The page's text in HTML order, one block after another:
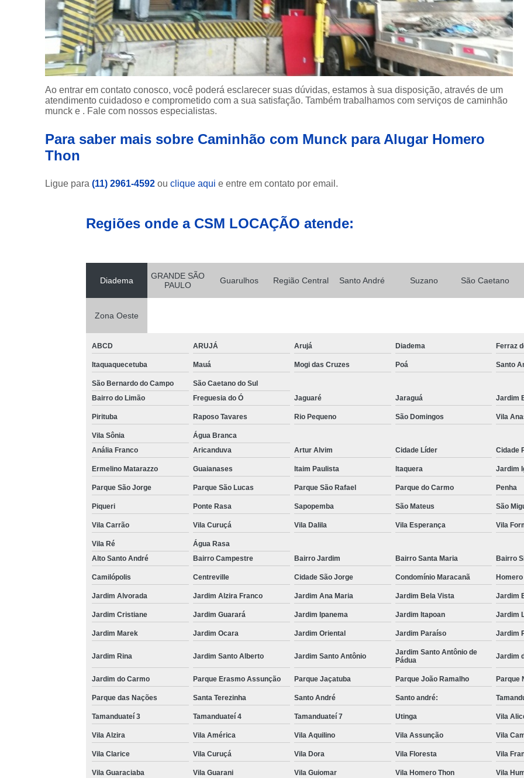
Muncks de Locação
Muncks
Aluguel de Munck 1
Aluguel de Munck para Cobertura
Aluguel de Munck para Remoção de
Aluguel de
Aluguel de Munck
Locação de
Transporte com Munck em
Transporte de Cargas com
Carregamento de
Carregamento de Container com
Remoção de Container de Munck
Transporte de Containers
Transporte de Equipamentos
Transporte de Máquinas com Caminhão
Transporte de Máquinas com
Transporte
Ao entrar em contato conosco, você poderá esclarecer suas dúvidas, estamos à sua disposição, através de um
atendimento cuidadoso e comprometido com a sua satisfação. Também trabalhamos com serviços de caminhão
munck e . Fale com nossos especialistas.
Para saber mais sobre Caminhão com Munck para Alugar Homero
Thon
Ligue para(11) 2961-4592ouclique aqui e entre em contato por email.
Regiões onde a CSM LOCAÇÃO atende:
Diadema
GRANDE SÃO
PAULO
Guarulhos Região Central Santo André Suzano São Caetano
Zona Oeste
ABCD ARUJÁ Arujá Diadema Ferraz
Itaquaquecetuba Mauá Mogi das Cruzes Poá Santo
São Bernardo do Campo
São Caetano do Sul
Bairro do Limão
Freguesia do Ó Jaguaré Jaraguá Jardim
Pirituba Raposo Tavares Rio Pequeno São Domingos Vila
Vila Sônia
Água Branca
Anália Franco
Aricanduva Artur Alvim Cidade Líder Cidade
Ermelino Matarazzo Guaianases Itaim Paulista Itaquera Jardim
Parque São Jorge Parque São Lucas Parque São Rafael Parque do Carmo Penha
Piqueri Ponte Rasa Sapopemba São Mateus São
Vila Carrão Vila Curuçá Vila Dalila Vila Esperança Vila
Vila Ré
Água Rasa
Alto Santo André
Bairro Campestre Bairro Jardim Bairro Santa Maria Bairro
Camilópolis Centreville Cidade São Jorge Condomínio Maracanã Homero
Jardim Alvorada Jardim Alzira Franco Jardim Ana Maria Jardim Bela Vista Jardim
Jardim Cristiane Jardim Guarará Jardim Ipanema Jardim Itapoan Jardim
Jardim Marek Jardim Ocara Jardim Oriental Jardim Paraíso Jardim
Jardim Rina Jardim Santo Alberto Jardim Santo Antônio
Jardim Santo Antônio de
Pádua
Jardim
Jardim do Carmo Parque Erasmo Assunção Parque Jaçatuba Parque João Ramalho Parque
Parque das Nações Santa Terezinha Santo André Santo andré:
Tamanduateí 3 Tamanduateí 4 Tamanduateí 7 Utinga Vila
Vila Alzira Vila América Vila Aquilino Vila Assunção Vila
Vila Clarice Vila Curuçá Vila Dora Vila Floresta Vila
Vila Guaraciaba Vila Guarani Vila Guiomar Vila Homero Thon Vila